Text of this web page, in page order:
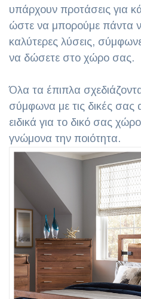
υπάρχουν προτάσεις για
ώστε να μπορούμε πάντα
καλύτερες λύσεις,
να δώσετε στο χώρο σας.
Όλα τα έπιπλα
σύμφωνα με τις δικές σας
ειδικά για το δικό σας
γνώμονα την ποιότητα.